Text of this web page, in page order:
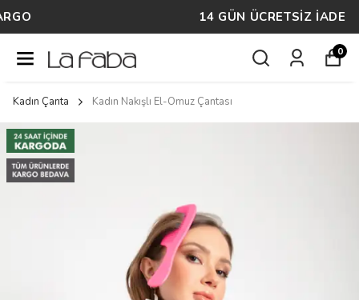
14 GÜN ÜCRETSİZ İADE
0
Kadın Çanta Kadın Nakışlı El-Omuz Çantası